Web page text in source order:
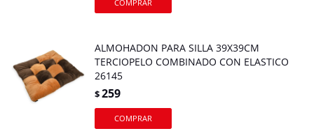
ALMOHADON PARA SILLA 39X39CM
TERCIOPELO COMBINADO CON ELASTICO
26145
$259